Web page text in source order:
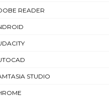
READER
STUDIO